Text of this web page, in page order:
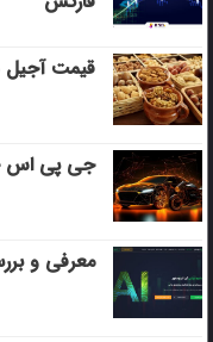
قیمت آجیل
جی پی اس
معرفی و